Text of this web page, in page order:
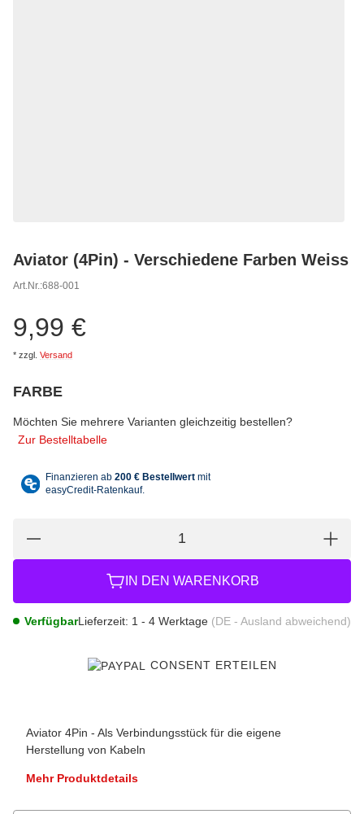
Aviator (4Pin) - Verschiedene Farben Weiss
Art.Nr.:688-001
9,99 €
* zzgl. Versand
FARBE
Möchten Sie mehrere Varianten gleichzeitig bestellen?
Zur Bestelltabelle
IN DEN WARENKORB
VerfügbarLieferzeit: 1 - 4 Werktage (DE - Ausland abweichend)
CONSENT ERTEILEN
Aviator 4Pin - Als Verbindungsstück für die eigene
Herstellung von Kabeln
Mehr Produktdetails